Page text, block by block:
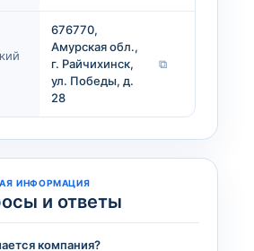
676770,
Амурская обл.,
г. Райчихинск,
ул. Победы, д.
28
⧉
ИНФОРМАЦИЯ
и ответы
компания?